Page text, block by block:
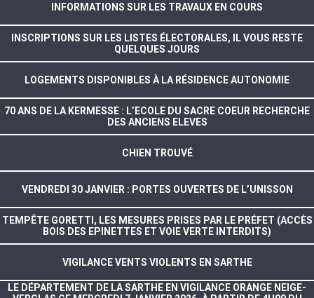
INFORMATIONS SUR LES TRAVAUX EN COURS
INSCRIPTIONS SUR LES LISTES ÉLECTORALES, IL VOUS RESTE
QUELQUES JOURS
LOGEMENTS DISPONIBLES À LA RÉSIDENCE AUTONOMIE
70 ANS DE LA KERMESSE : L’ECOLE DU SACRE COEUR RECHERCHE
DES ANCIENS ELEVES
CHIEN TROUVÉ
VENDREDI 30 JANVIER : PORTES OUVERTES DE L’UNISSON
TEMPÊTE GORETTI, LES MESURES PRISES PAR LE PRÉFET (ACCÈS
BOIS DES EPINETTES ET VOIE VERTE INTERDITS)
VIGILANCE VENTS VIOLENTS EN SARTHE
LE DÉPARTEMENT DE LA SARTHE EN VIGILANCE ORANGE NEIGE-